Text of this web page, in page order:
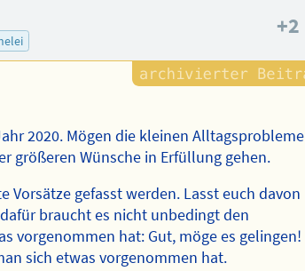
+2
2020. Mögen die kleinen Alltagsprobleme
größeren Wünsche in Erfüllung gehen.
gefasst werden. Lasst euch davon
braucht es nicht unbedingt den
vorgenommen hat: Gut, möge es gelingen!
sich etwas vorgenommen hat.